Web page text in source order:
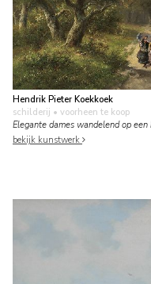
Hendrik Pieter Koekkoek
schilderij • voorheen te koop
Elegante dames wandelend op
bekijk kunstwerk